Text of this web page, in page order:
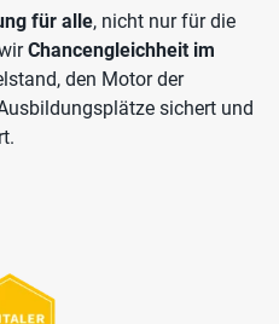
für alle, nicht nur für die
Chancengleichheit im
den Motor der
sichert und